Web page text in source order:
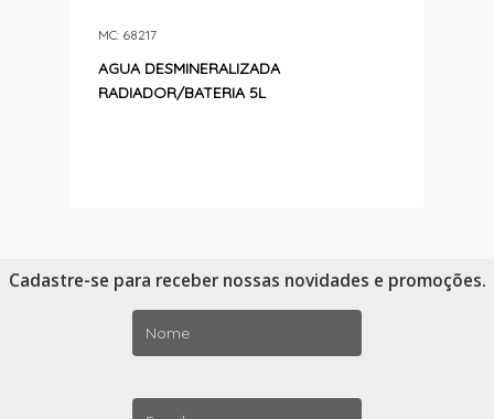
AGUA DESMINERALIZADA
RADIADOR/BATERIA 5L
MC: 68217
Cadastre-se para receber nossas novidades e promoções.